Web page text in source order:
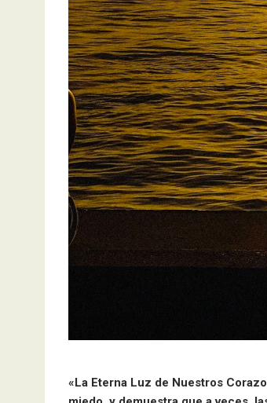
«La Eterna Luz de Nuestros